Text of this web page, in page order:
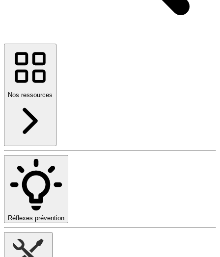
Nos ressources
Réflexes prévention